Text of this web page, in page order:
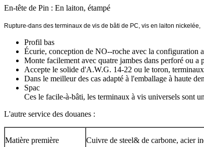
En-tête de Pin : En laiton, étampé
Rupture-dans des terminaux de vis de bâti de PC, vis en laiton nickelée,
Profil bas
Écurie, conception de NO--roche avec la configuration
Monte facilement avec quatre jambes dans perforé ou a
Accepte le solide d'A.W.G. 14-22 ou le toron,
Dans le meilleur des cas adapté à l'emballage à haute
Spac
Ces le facile-à-bâti, les terminaux à vis universels sont
L'autre service des douanes :
Matière première Cuivre de steel& de carbone, acier